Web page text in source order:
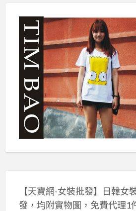
【天寶網-女裝批發】日韓女
發，均附實物圖，免費代理1